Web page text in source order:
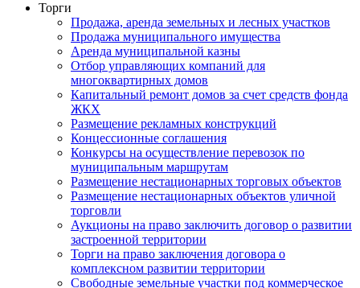
Торги
Продажа, аренда земельных и лесных участков
Продажа муниципального имущества
Аренда муниципальной казны
Отбор управляющих компаний для
многоквартирных домов
Капитальный ремонт домов за счет средств фонда
ЖКХ
Размещение рекламных конструкций
Концессионные соглашения
Конкурсы на осуществление перевозок по
муниципальным маршрутам
Размещение нестационарных торговых объектов
Размещение нестационарных объектов уличной
торговли
Аукционы на право заключить договор о развитии
застроенной территории
Торги на право заключения договора о
комплексном развитии территории
Свободные земельные участки под коммерческое